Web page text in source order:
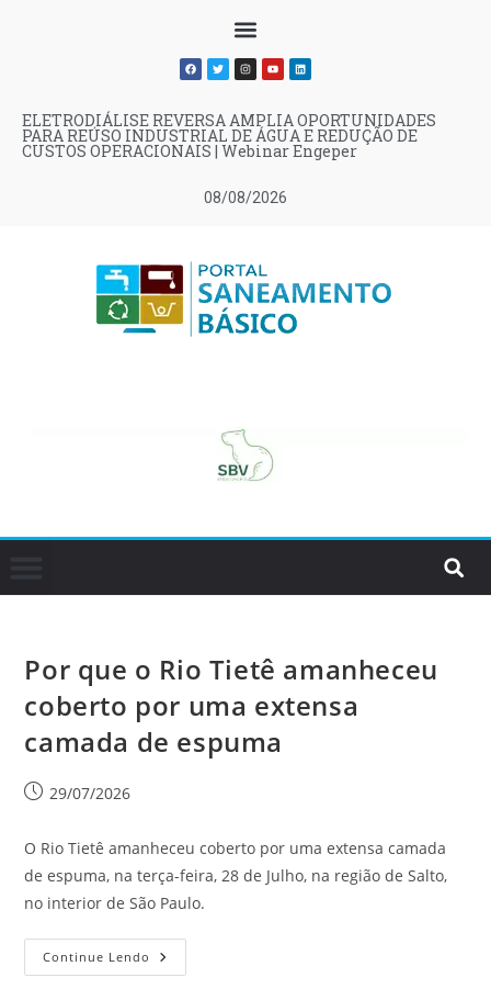
08/08/2026
ELETRODIÁLISE REVERSA AMPLIA OPORTUNIDADES
PARA REÚSO INDUSTRIAL DE ÁGUA E REDUÇÃO DE
CUSTOS OPERACIONAIS | Webinar Engeper
Por que o Rio Tietê amanheceu
coberto por uma extensa
camada de espuma
29/07/2026
O Rio Tietê amanheceu coberto por uma extensa camada
de espuma, na terça-feira, 28 de Julho, na região de Salto,
no interior de São Paulo.
Continue Lendo